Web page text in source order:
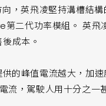
，英飛凌堅持溝槽結構
二代功率模組。 英飛
成本。
的峰值電流越大，加
流，駕駛人用十分之一